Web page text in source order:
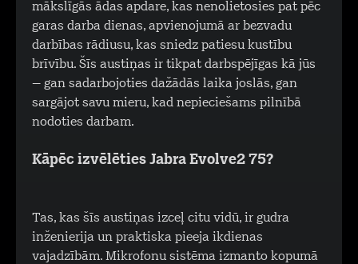
mākslīgās ādas apdare, kas nenolietosies pat pēc
garas darba dienas, apvienojumā ar bezvadu
darbības rādiusu, kas sniedz patiesu kustību
brīvību. Šīs austiņas ir tikpat darbspējīgas kā jūs
– gan sadarbojoties dažādās laika joslās, gan
sargājot savu mieru, kad nepieciešams pilnībā
nodoties darbam.
Kāpēc izvēlēties Jabra Evolve2 75?
Tas, kas šīs austiņas izceļ citu vidū, ir gudra
inženierija un praktiska pieeja ikdienas
vajadzībām. Mikrofonu sistēma izmanto kopumā